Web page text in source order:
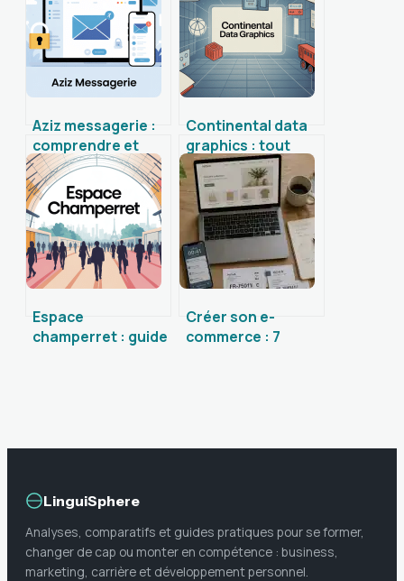
Aziz messagerie :
comprendre et
utiliser ce service
pas à pas
Continental data
graphics : tout
comprendre sur
cette entreprise
industrielle
Espace
champerret : guide
Créer son e-
commerce : 7
LinguiSphere
Analyses, comparatifs et guides pratiques pour se former,
changer de cap ou monter en compétence : business,
marketing, carrière et développement personnel.